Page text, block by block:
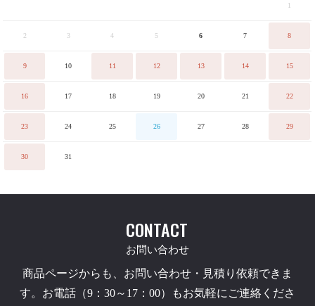
1
2 3 4 5 6 7 8
9 10 11 12 13 14 15
16 17 18 19 20 21 22
23 24 25 26 27 28 29
30 31
CONTACT
お問い合わせ
商品ページからも、お問い合わせ・見積り依頼できま
す。お電話（9：30～17：00）もお気軽にご連絡くださ